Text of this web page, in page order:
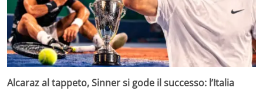
Alcaraz al tappeto, Sinner si gode il successo: l’Italia